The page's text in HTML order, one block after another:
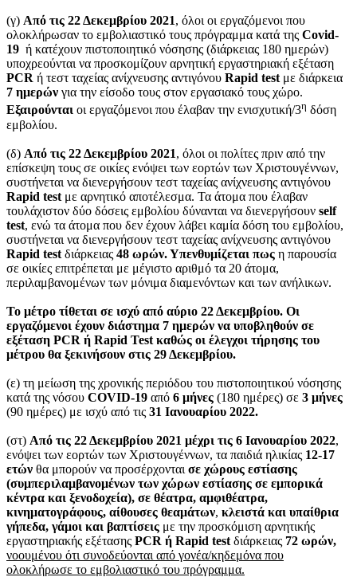
(γ) Από τις 22 Δεκεμβρίου 2021, όλοι οι εργαζόμενοι που
ολοκλήρωσαν το εμβολιαστικό τους πρόγραμμα κατά της Covid-
19 ή κατέχουν πιστοποιητικό νόσησης (διάρκειας 180 ημερών)
υποχρεούνται να προσκομίζουν αρνητική εργαστηριακή εξέταση
PCR ή τεστ ταχείας ανίχνευσης αντιγόνου Rapid test με διάρκεια
7 ημερών για την είσοδο τους στον εργασιακό τους χώρο.
Εξαιρούνται οι εργαζόμενοι που έλαβαν την ενισχυτική/3η δόση
εμβολίου.
(δ) Από τις 22 Δεκεμβρίου 2021, όλοι οι πολίτες πριν από την
επίσκεψη τους σε οικίες ενόψει των εορτών των Χριστουγέννων,
συστήνεται να διενεργήσουν τεστ ταχείας ανίχνευσης αντιγόνου
Rapid test με αρνητικό αποτέλεσμα. Τα άτομα που έλαβαν
τουλάχιστον δύο δόσεις εμβολίου δύνανται να διενεργήσουν self
test, ενώ τα άτομα που δεν έχουν λάβει καμία δόση του εμβολίου,
συστήνεται να διενεργήσουν τεστ ταχείας ανίχνευσης αντιγόνου
Rapid test διάρκειας 48 ωρών. Υπενθυμίζεται πως η παρουσία
σε οικίες επιτρέπεται με μέγιστο αριθμό τα 20 άτομα,
περιλαμβανομένων των μόνιμα διαμενόντων και των ανήλικων.
Το μέτρο τίθεται σε ισχύ από αύριο 22 Δεκεμβρίου. Οι
εργαζόμενοι έχουν διάστημα 7 ημερών να υποβληθούν σε
εξέταση PCR ή Rapid Test καθώς οι έλεγχοι τήρησης του
μέτρου θα ξεκινήσουν στις 29 Δεκεμβρίου.
(ε) τη μείωση της χρονικής περιόδου του πιστοποιητικού νόσησης
κατά της νόσου COVID-19 από 6 μήνες (180 ημέρες) σε 3 μήνες
(90 ημέρες) με ισχύ από τις 31 Ιανουαρίου 2022.
(στ) Από τις 22 Δεκεμβρίου 2021 μέχρι τις 6 Ιανουαρίου 2022,
ενόψει των εορτών των Χριστουγέννων, τα παιδιά ηλικίας 12-17
ετών θα μπορούν να προσέρχονται σε χώρους εστίασης
(συμπεριλαμβανομένων των χώρων εστίασης σε εμπορικά
κέντρα και ξενοδοχεία), σε θέατρα, αμφιθέατρα,
κινηματογράφους, αίθουσες θεαμάτων, κλειστά και υπαίθρια
γήπεδα, γάμοι και βαπτίσεις με την προσκόμιση αρνητικής
εργαστηριακής εξέτασης PCR ή Rapid test διάρκειας 72 ωρών,
νοουμένου ότι συνοδεύονται από γονέα/κηδεμόνα που
ολοκλήρωσε το εμβολιαστικό του πρόγραμμα.